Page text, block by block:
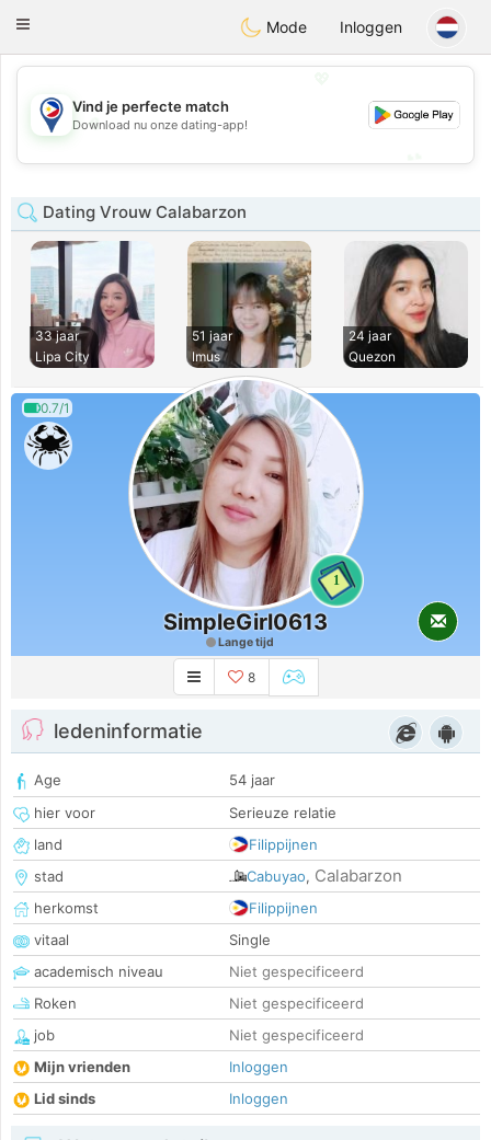
PhilippinesChat
Toggle
Mode Inloggen
💕
Vind je perfecte match
Download nu onze dating-app!
Dating Vrouw Calabarzon
33 jaar
Lipa City
51 jaar
Imus
24 jaar
Quezon
0.7/1
1
SimpleGirl0613
Lange tijd
8
ledeninformatie
Age
54 jaar
hier voor
Serieuze relatie
land
Filippijnen
stad
Cabuyao, Calabarzon
herkomst
Filippijnen
vitaal
Single
academisch niveau
Niet gespecificeerd
Roken
Niet gespecificeerd
job
Niet gespecificeerd
Mijn vrienden
Inloggen
Lid sinds
Inloggen